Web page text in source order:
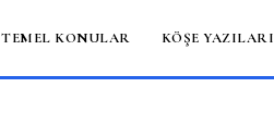
TEMEL KONULAR KÖŞE YAZILARI